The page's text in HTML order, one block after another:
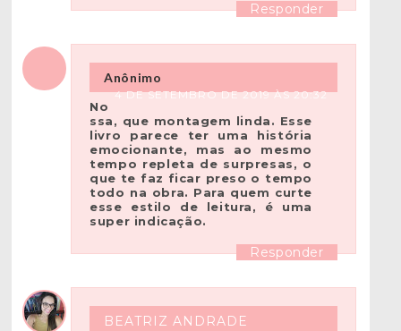
Responder
Anônimo
4 DE SETEMBRO DE 2019 ÀS 20:32
No
ssa, que montagem linda. Esse
livro parece ter uma história
emocionante, mas ao mesmo
tempo repleta de surpresas, o
que te faz ficar preso o tempo
todo na obra. Para quem curte
esse estilo de leitura, é uma
super indicação.
Responder
BEATRIZ ANDRADE